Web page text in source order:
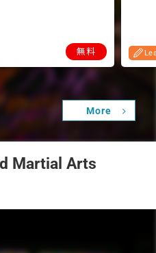
無料
More
Martial Arts